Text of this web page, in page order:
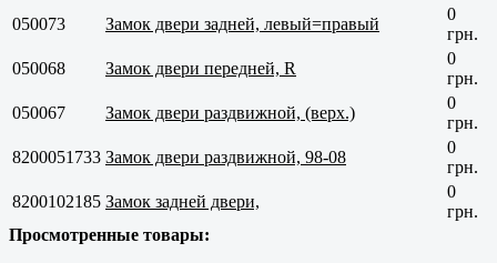
050073
Замок двери задней, левый=правый
0
грн.
050068
Замок двери передней, R
0
грн.
050067
Замок двери раздвижной, (верх.)
0
грн.
8200051733 Замок двери раздвижной, 98-08
0
грн.
8200102185 Замок задней двери,
0
грн.
Просмотренные товары: